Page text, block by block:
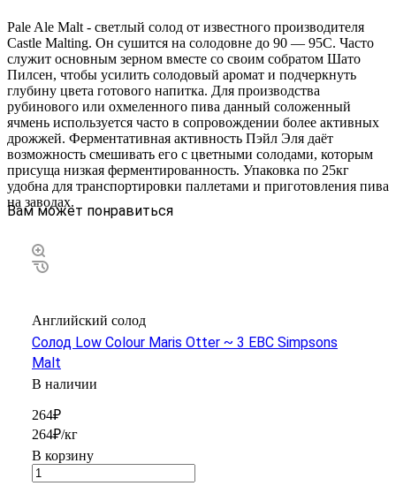
Pale Ale Malt - светлый солод от известного производителя
Castle Malting. Он сушится на солодовне до 90 — 95C. Часто
служит основным зерном вместе со своим собратом Шато
Пилсен, чтобы усилить солодовый аромат и подчеркнуть
глубину цвета готового напитка. Для производства
рубинового или охмеленного пива данный соложенный
ячмень используется часто в сопровождении более активных
дрожжей. Ферментативная активность Пэйл Эля даёт
возможность смешивать его с цветными солодами, которым
присуща низкая ферментированность. Упаковка по 25кг
удобна для транспортировки паллетами и приготовления пива
на заводах.
Вам может понравиться
Английский солод
Солод Low Colour Maris Otter ~ 3 EBC Simpsons
Malt
В наличии
264₽
264₽/кг
В корзину